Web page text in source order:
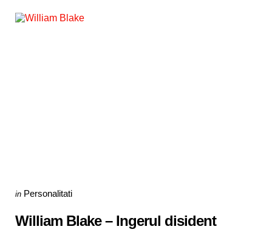
Categories
Posted
in Personalitati
William Blake – Ingerul disident